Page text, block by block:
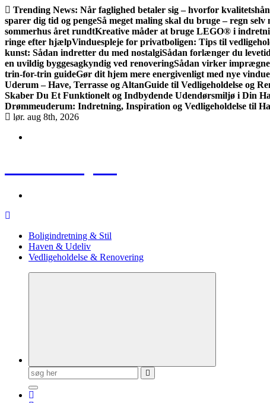
Gå
til
indhold
Trending News: Når faglighed betaler sig – hvorfor
sparer dig tid og pengeSå meget maling skal du bruge – regn
sommerhus året rundtKreative måder at bruge LEGO® i
ringe efter hjælpVinduespleje for privatboligen: Tips til
kunst: Sådan indretter du med nostalgiSådan forlænger du
en uvildig byggesagkyndig ved renoveringSådan virker
trin-for-trin guideGør dit hjem mere energivenligt med nye
Uderum – Have, Terrasse og AltanGuide til Vedligeholdelse og
Skaber Du Et Funktionelt og Indbydende Udendørsmiljø i Din
Drømmeuderum: Indretning, Inspiration og Vedligeholdelse til
lør. aug 8th, 2026
Boligindretning & Stil
Haven & Udeliv
Vedligeholdelse & Renovering
Søg
efter: